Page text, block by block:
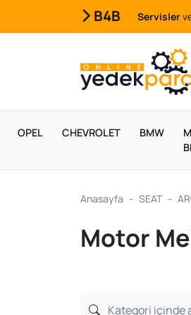
B4B Servisler
OPEL CHEVROLET BMW
Anasayfa SEAT
Motor